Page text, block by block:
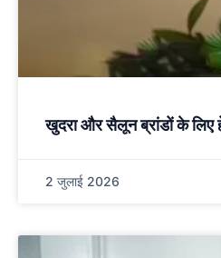
खुदरा और सैलून ब्रांडों के लिए
2 जुलाई 2026